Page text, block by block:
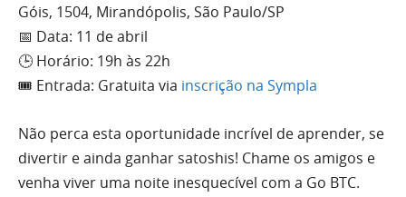
Góis, 1504, Mirandópolis, São Paulo/SP
📅 Data: 11 de abril
🕒 Horário: 19h às 22h
🎟 Entrada: Gratuita via inscrição na Sympla
Não perca esta oportunidade incrível de aprender, se
divertir e ainda ganhar satoshis! Chame os amigos e
venha viver uma noite inesquecível com a Go BTC.